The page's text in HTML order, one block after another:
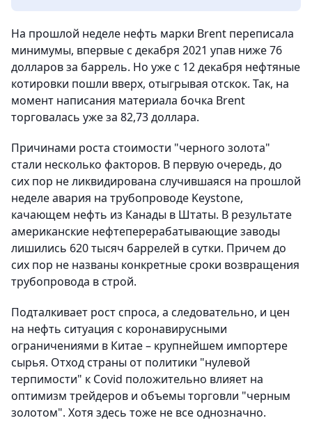
На прошлой неделе нефть марки Brent переписала
минимумы, впервые с декабря 2021 упав ниже 76
долларов за баррель. Но уже с 12 декабря нефтяные
котировки пошли вверх, отыгрывая отскок. Так, на
момент написания материала бочка Brent
торговалась уже за 82,73 доллара.
Причинами роста стоимости "черного золота"
стали несколько факторов. В первую очередь, до
сих пор не ликвидирована случившаяся на прошлой
неделе авария на трубопроводе Keystone,
качающем нефть из Канады в Штаты. В результате
американские нефтеперерабатывающие заводы
лишились 620 тысяч баррелей в сутки. Причем до
сих пор не названы конкретные сроки возвращения
трубопровода в строй.
Подталкивает рост спроса, а следовательно, и цен
на нефть ситуация с коронавирусными
ограничениями в Китае – крупнейшем импортере
сырья. Отход страны от политики "нулевой
терпимости" к Covid положительно влияет на
оптимизм трейдеров и объемы торговли "черным
золотом". Хотя здесь тоже не все однозначно.